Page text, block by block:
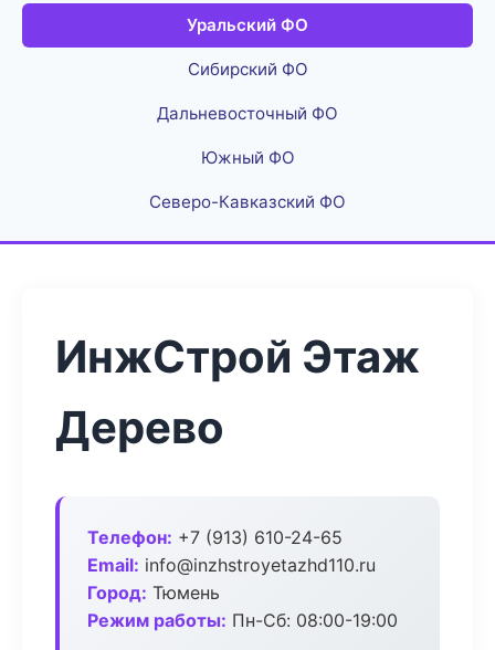
Уральский ФО
Сибирский ФО
Дальневосточный ФО
Южный ФО
Северо-Кавказский ФО
ИнжСтрой Этаж
Дерево
Телефон: +7 (913) 610-24-65
Email: info@inzhstroyetazhd110.ru
Город: Тюмень
Режим работы: Пн-Сб: 08:00-19:00